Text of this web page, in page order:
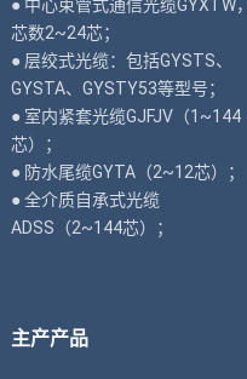
● 中心束管式通信光缆GYXTW，
芯数2~24芯；
● 层绞式光缆：包括GYSTS、
GYSTA、GYSTY53等型号；
● 室内紧套光缆GJFJV（1~144
芯）；
● 防水尾缆GYTA（2~12芯）；
● 全介质自承式光缆
ADSS（2~144芯）；
主产产品